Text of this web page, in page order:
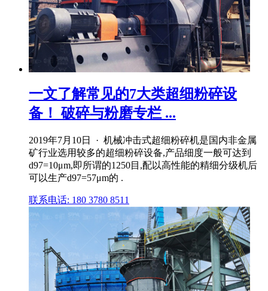
一文了解常见的7大类超细粉碎设
备！ 破碎与粉磨专栏 ...
2019年7月10日 · 机械冲击式超细粉碎机是国内非金属
矿行业选用较多的超细粉碎设备,产品细度一般可达到
d97=10μm,即所谓的1250目,配以高性能的精细分级机后
可以生产d97=57μm的 .
联系电话: 180 3780 8511